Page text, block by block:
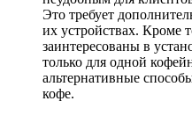
Это требует
их устройствах. Кроме
заинтересованы в
только для одной
альтернативные
кофе.